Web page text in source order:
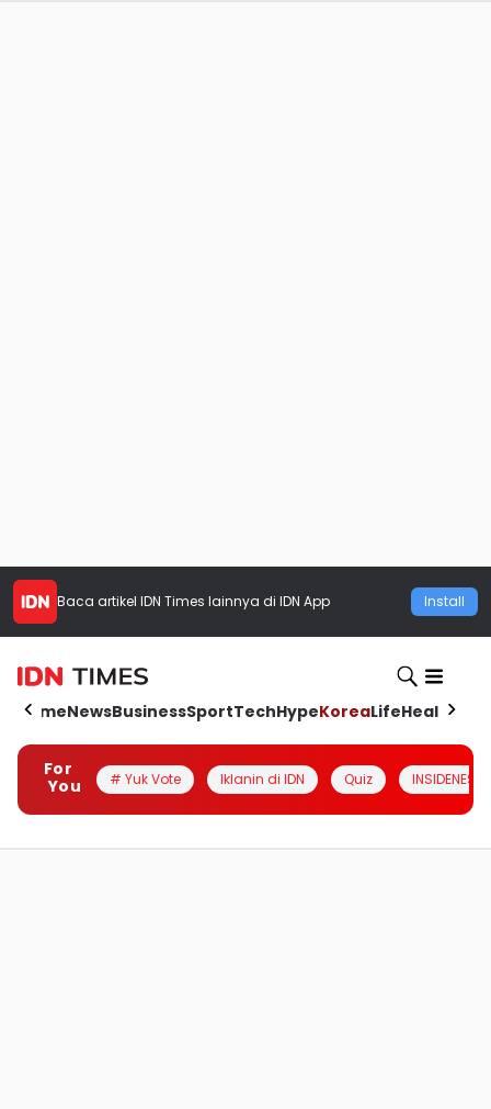
Baca artikel IDN Times lainnya di IDN App Install
HomeNewsBusinessSportTechHypeKoreaLifeHealth
For
You
# Yuk Vote Iklanin di IDN Quiz INSIDENESIA